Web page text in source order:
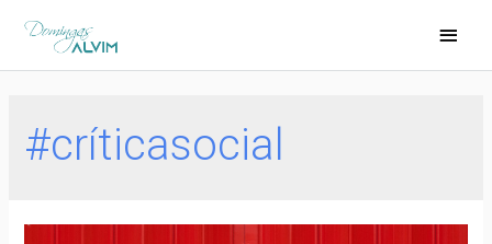
#críticasocial